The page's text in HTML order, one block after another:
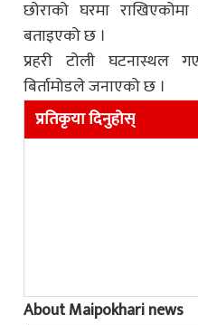
छोराको घरमा
बताइएको छ ।
प्रहरी टोली घटनास्थल
बिर्तामोडले जनाएको छ ।
प्रतिकृया दिनुहोस्
About Maipokhari news